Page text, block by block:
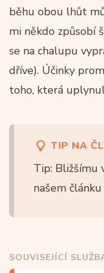
běhu obou lhůt
mi někdo způsobí
se na chalupu
dříve). Účinky
toho, která
TIP NA
Tip: Bližšímu
našem článku
SOUVISEJÍCÍ